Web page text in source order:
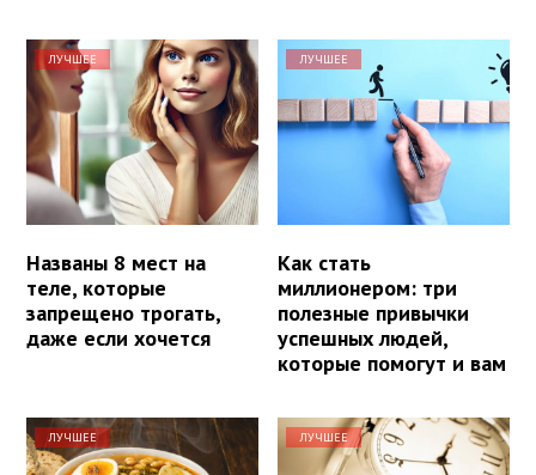
ЛУЧШЕЕ
Названы 8 мест на
теле, которые
запрещено трогать,
даже если хочется
ЛУЧШЕЕ
Как стать
миллионером: три
полезные привычки
успешных людей,
которые помогут и вам
ЛУЧШЕЕ ЛУЧШЕЕ